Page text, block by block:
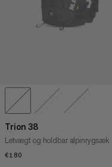
Trion 38
Letvægt og holdbar alpinrygsæk
€180